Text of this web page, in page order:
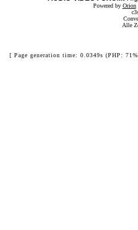
Powered by Orion
Alle
[ Page generation time: 0.0349s (PHP: